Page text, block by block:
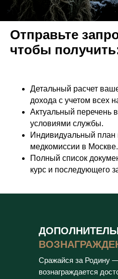
Отправьте
чтобы
Детальный расчет
дохода с учетом всех
Актуальный перечень
условиями службы.
Индивидуальный план
медкомиссии в Москве.
Полный список
курс и последующего
Сражайся за Родину
вознаграждается